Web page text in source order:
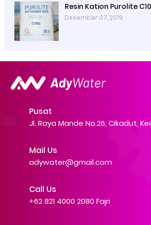
Resin Kation Purolite
Desember 07, 2019
Pusat
Jl. Raya Mande No.26, Cikadut,
Mail Us
adywater@gmail.com
Call Us
+62 821 4000 2080 Fajri